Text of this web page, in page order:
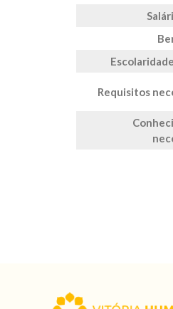
Requisitos